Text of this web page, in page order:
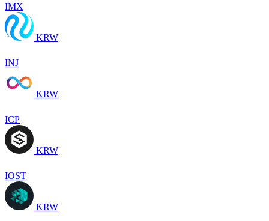
IMX
KRW
INJ
KRW
ICP
KRW
IOST
KRW